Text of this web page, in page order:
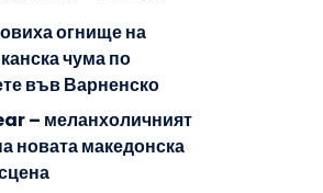
огнище на
чума по
във Варненско
– меланхоличният
новата македонска